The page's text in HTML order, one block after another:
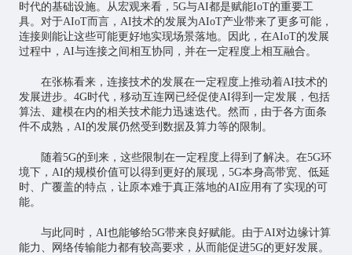
时代的基础设施。从宏观来看，5G与AI都是赋能IoT的重要工
具。对于AIoT而言，AI技术的发展为AIoT产业带来了更多可能，
连接则能让这些可能更好地实现场景落地。因此，在AIoT的发展
过程中，AI与连接之间相互协同，并在一定程度上相互融合。
在张栋看来，连接技术的发展在一定程度上推动着AI技术的
发展进步。4G时代，移动互连网已经促使AI得到一定发展，包括
算法、建模在内的相关技术能力迅速迭代。然而，由于各方面条
件不成熟，AI的发展仍然受到数据及算力等的限制。
随着5G的到来，这些限制在一定程度上得到了解决。在5G环
境下，AI的规模价值可以得到更好的展现，5G本身高带宽、低延
时、广覆盖的特点，让原本难于真正落地的AI应用有了实现的可
能。
与此同时，AI也能够给5G带来良好赋能。由于AI对边缘计算
能力、网络传输能力都有较高要求，从而能促进5G的更好发展。